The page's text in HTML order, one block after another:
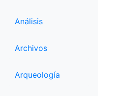
Análisis
Archivos
Arqueología